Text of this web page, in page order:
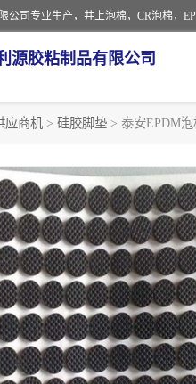
源胶粘制品有限公司
应商机 > 硅胶脚垫 > 泰安EPDM
防火海绵
硅胶脚垫